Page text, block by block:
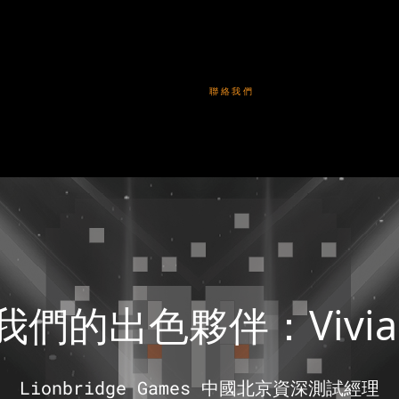
聯絡我們
們的出色夥伴：
Lionbridge Games 中國北京資深測試經理